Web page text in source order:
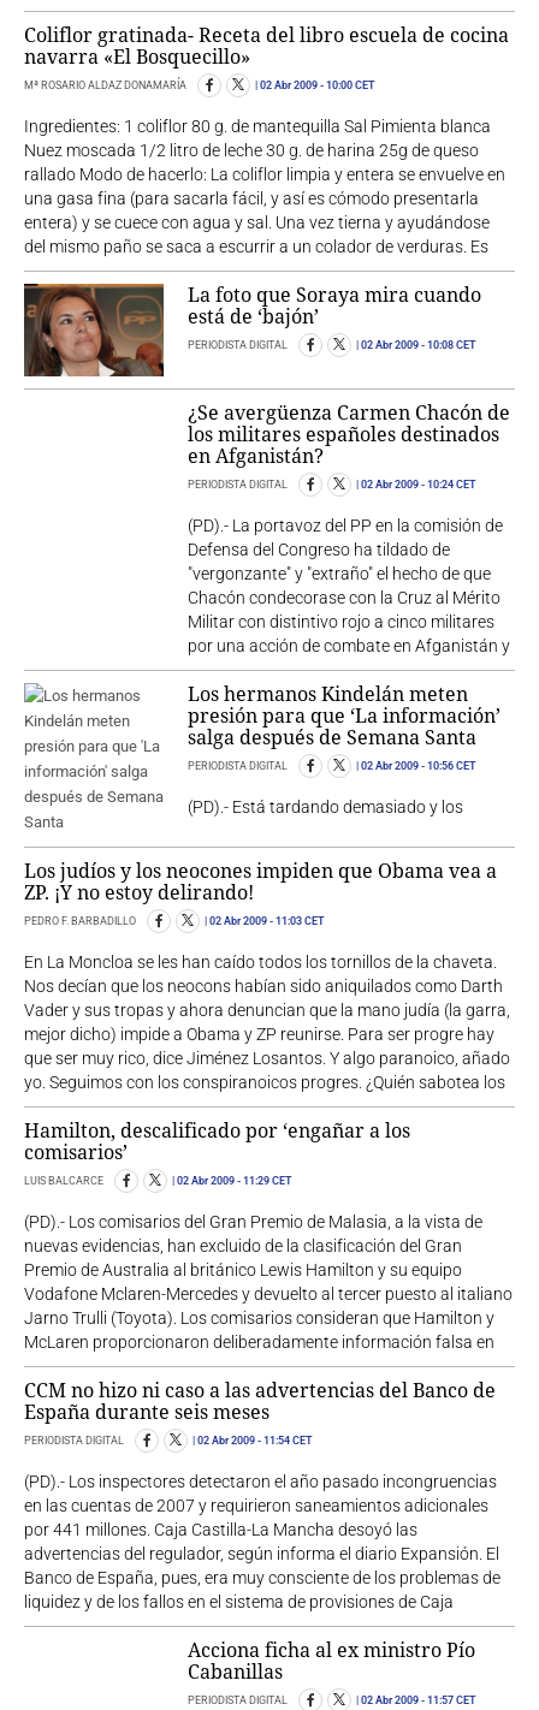
Coliflor gratinada- Receta del libro escuela de cocina
navarra «El Bosquecillo»
Mª ROSARIO ALDAZ DONAMARÍA 02 Abr 2009 - 10:00 CET
Ingredientes: 1 coliflor 80 g. de mantequilla Sal Pimienta blanca
Nuez moscada 1/2 litro de leche 30 g. de harina 25g de queso
rallado Modo de hacerlo: La coliflor limpia y entera se envuelve en
una gasa fina (para sacarla fácil, y así es cómodo presentarla
entera) y se cuece con agua y sal. Una vez tierna y ayudándose
del mismo paño se saca a escurrir a un colador de verduras. Es
La foto que Soraya mira cuando
está de ‘bajón’
PERIODISTA DIGITAL 02 Abr 2009 - 10:08 CET
¿Se avergüenza Carmen Chacón de
los militares españoles destinados
en Afganistán?
PERIODISTA DIGITAL 02 Abr 2009 - 10:24 CET
(PD).- La portavoz del PP en la comisión de
Defensa del Congreso ha tildado de
"vergonzante" y "extraño" el hecho de que
Chacón condecorase con la Cruz al Mérito
Militar con distintivo rojo a cinco militares
por una acción de combate en Afganistán y
Los hermanos Kindelán meten
presión para que ‘La información’
salga después de Semana Santa
PERIODISTA DIGITAL 02 Abr 2009 - 10:56 CET
(PD).- Está tardando demasiado y los
Los judíos y los neocones impiden que Obama vea a
ZP. ¡Y no estoy delirando!
PEDRO F. BARBADILLO 02 Abr 2009 - 11:03 CET
En La Moncloa se les han caído todos los tornillos de la chaveta.
Nos decían que los neocons habían sido aniquilados como Darth
Vader y sus tropas y ahora denuncian que la mano judía (la garra,
mejor dicho) impide a Obama y ZP reunirse. Para ser progre hay
que ser muy rico, dice Jiménez Losantos. Y algo paranoico, añado
yo. Seguimos con los conspiranoicos progres. ¿Quién sabotea los
Hamilton, descalificado por ‘engañar a los
comisarios’
LUIS BALCARCE 02 Abr 2009 - 11:29 CET
(PD).- Los comisarios del Gran Premio de Malasia, a la vista de
nuevas evidencias, han excluido de la clasificación del Gran
Premio de Australia al británico Lewis Hamilton y su equipo
Vodafone Mclaren-Mercedes y devuelto al tercer puesto al italiano
Jarno Trulli (Toyota). Los comisarios consideran que Hamilton y
McLaren proporcionaron deliberadamente información falsa en
CCM no hizo ni caso a las advertencias del Banco de
España durante seis meses
PERIODISTA DIGITAL 02 Abr 2009 - 11:54 CET
(PD).- Los inspectores detectaron el año pasado incongruencias
en las cuentas de 2007 y requirieron saneamientos adicionales
por 441 millones. Caja Castilla-La Mancha desoyó las
advertencias del regulador, según informa el diario Expansión. El
Banco de España, pues, era muy consciente de los problemas de
liquidez y de los fallos en el sistema de provisiones de Caja
Acciona ficha al ex ministro Pío
Cabanillas
PERIODISTA DIGITAL 02 Abr 2009 - 11:57 CET